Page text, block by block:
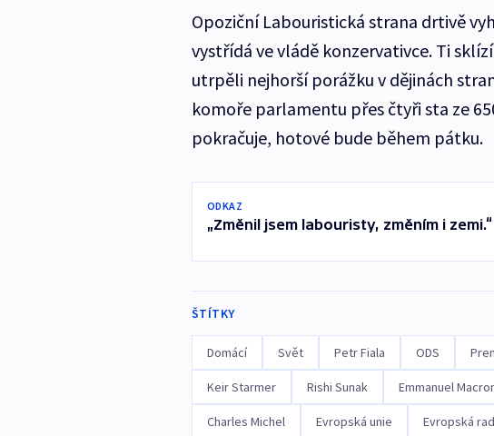
Opoziční Labouristická strana drtivě
vystřídá ve vládě konzervativce. Ti
utrpěli nejhorší porážku v dějinách
komoře parlamentu přes čtyři sta ze
pokračuje, hotové bude během pátku.
ODKAZ
„Změnil jsem labouristy, změním i
ŠTÍTKY
Domácí Svět Petr Fiala ODS
Keir Starmer Rishi Sunak Emmanuel
Charles Michel Evropská unie Evropská